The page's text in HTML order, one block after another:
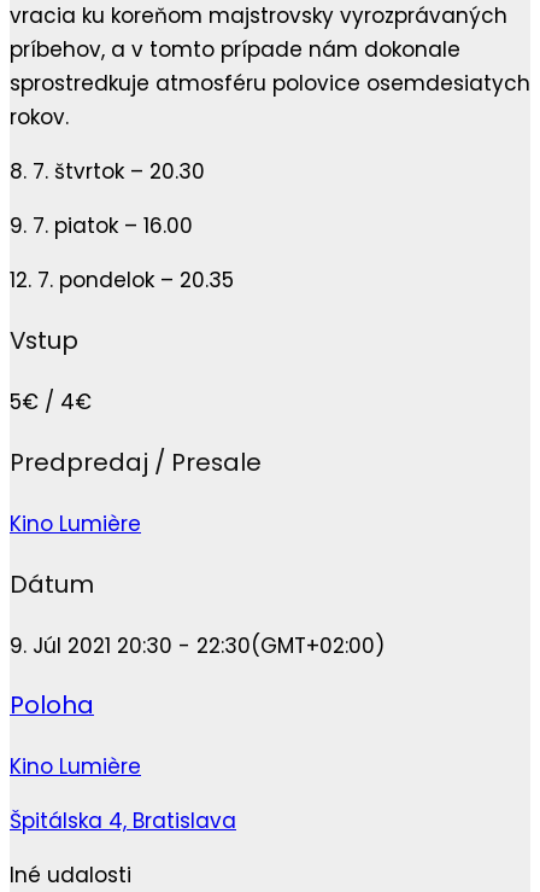
vracia ku koreňom majstrovsky vyrozprávaných
príbehov, a v tomto prípade nám dokonale
sprostredkuje atmosféru polovice osemdesiatych
rokov.
8. 7. štvrtok – 20.30
9. 7. piatok – 16.00
12. 7. pondelok – 20.35
Vstup
5€ / 4€
Predpredaj / Presale
Kino Lumière
Dátum
9. Júl 2021 20:30 - 22:30(GMT+02:00)
Poloha
Kino Lumière
Špitálska 4, Bratislava
Iné udalosti